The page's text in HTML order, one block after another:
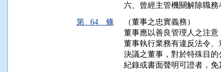
六、曾經主管機關解除職務
第 64 條
（董事之忠實義務）
董事應以善良管理人之注
董事執行業務有違反法令
決議之董事，對於特殊目
紀錄或書面聲明可證者，免